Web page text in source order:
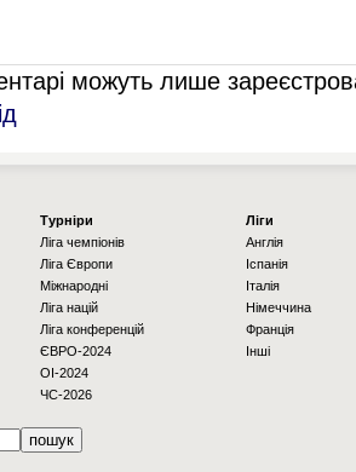
можуть лише
Турніри
Ліга чемпіонів
Ліга Європи
Міжнародні
Ліга націй
Ліга конференцій
ЄВРО-2024
OI-2024
ЧС-2026
Ліги
Англія
Іспанія
Італія
Німеччина
Франція
Інші